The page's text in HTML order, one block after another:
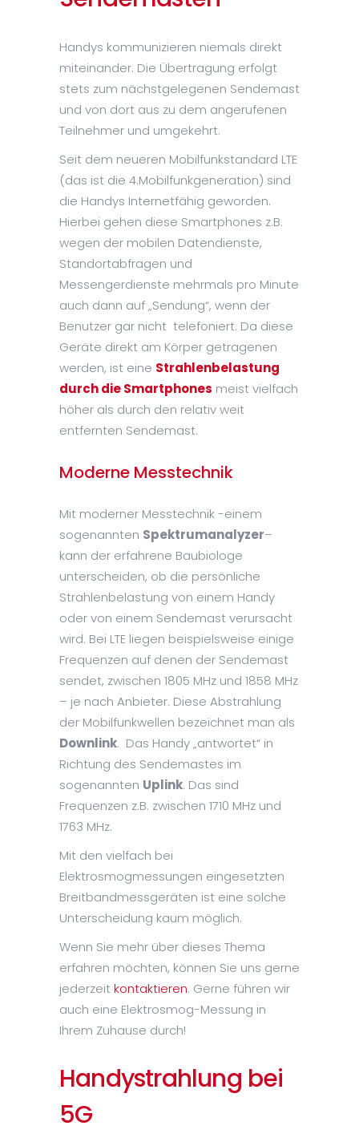
Handys kommunizieren niemals direkt
miteinander. Die Übertragung erfolgt
stets zum nächstgelegenen Sendemast
und von dort aus zu dem angerufenen
Teilnehmer und umgekehrt.
Seit dem neueren Mobilfunkstandard LTE
(das ist die 4.Mobilfunkgeneration) sind
die Handys Internetfähig geworden.
Hierbei gehen diese Smartphones z.B.
wegen der mobilen Datendienste,
Standortabfragen und
Messengerdienste mehrmals pro Minute
auch dann auf „Sendung“, wenn der
Benutzer gar nicht telefoniert. Da diese
Geräte direkt am Körper getragenen
werden, ist eine Strahlenbelastung
durch die Smartphones meist vielfach
höher als durch den relativ weit
entfernten Sendemast.
Moderne Messtechnik
Mit moderner Messtechnik -einem
sogenannten Spektrumanalyzer–
kann der erfahrene Baubiologe
unterscheiden, ob die persönliche
Strahlenbelastung von einem Handy
oder von einem Sendemast verursacht
wird. Bei LTE liegen beispielsweise einige
Frequenzen auf denen der Sendemast
sendet, zwischen 1805 MHz und 1858 MHz
– je nach Anbieter. Diese Abstrahlung
der Mobilfunkwellen bezeichnet man als
Downlink. Das Handy „antwortet“ in
Richtung des Sendemastes im
sogenannten Uplink. Das sind
Frequenzen z.B. zwischen 1710 MHz und
1763 MHz.
Mit den vielfach bei
Elektrosmogmessungen eingesetzten
Breitbandmessgeräten ist eine solche
Unterscheidung kaum möglich.
Wenn Sie mehr über dieses Thema
erfahren möchten, können Sie uns gerne
jederzeit kontaktieren. Gerne führen wir
auch eine Elektrosmog-Messung in
Ihrem Zuhause durch!
Handystrahlung bei
5G